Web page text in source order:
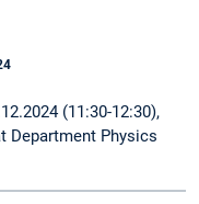
(11:30-12:30),
Department Physics